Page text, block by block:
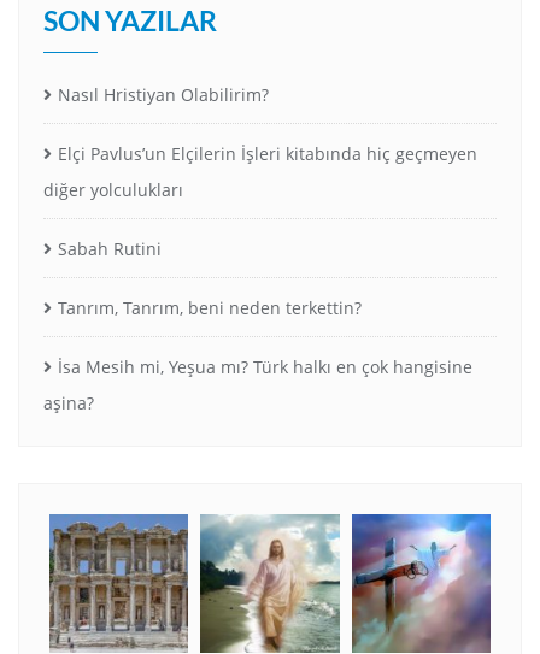
SON YAZILAR
Nasıl Hristiyan Olabilirim?
Elçi Pavlus’un Elçilerin İşleri kitabında hiç geçmeyen
diğer yolculukları
Sabah Rutini
Tanrım, Tanrım, beni neden terkettin?
İsa Mesih mi, Yeşua mı? Türk halkı en çok hangisine
aşina?